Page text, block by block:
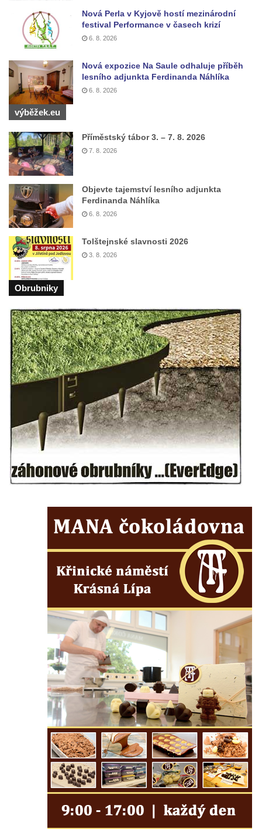
Besedických skalách
Husníkova vyhlídka (Besedické skály)
Masarykova vyhlídka (Besedické skály)
Vyhlídka Sokol (Besedické skály)
Lafitova vyhlídka pod Křížovou horou
Vyhlídka pod Křížovou horou u Pohořan
Hraběcí vyhlídka u Rabštejna nad Střelou
Bořeň
Vyhlídka na Chřibském (Kamzičím) vrchu
Kamenická vyhlídka
Vyhlídka jihovýchodně od Manušic u
cyklostezky Varhany
Vyhlídka nad jezírkem v Srbské Kamenici
Vyhlídka Jaroslava Srby
Výšina královny Vilemíny
Doerellova vyhlídka u Dubice
Vyhlídka u kostela svaté Barbory v Dubici
Vyhlídka Václava Krčila
Vyhlídka Mlynářův kámen
Vyhlídky na Řípu (Mělnická, Roudnická,
Skalní brána Lesní kaple
Císařský výhled (Kvádrberk, Stoličná hora)
Vyhlídka Labská stráž
Růžová vyhlídka nad kaňonem Labe
Humboldtova vyhlídka u Větruše v Ústí nad
Zákup
Janovické poustevny
Vyhlídky na Malé Bukové
Vyhlídka pod Velkou Bukovou
Vyhlídka na SWAMP u Máchova jezera
Vyhlídka na Křížovém vrchu u Rynartic
Vyhlídka v lukách pod Hrazeným
Vyhlídka Kaple u Brniště
Vyhlídka Borský vrch
Vyhlídka Borný
Malé varhany ve Šluknově
Vyhlídka Židovský vrch (Šluknov)
Vyhlídky na Hradci u Liběšic
Vyhlídka Havran (Rynoltice – Polesí)
Nová Perla v Kyjově hostí mezinárodní
festival Performance v časech krizí
6. 8. 2026
Nová expozice Na Saule odhaluje příběh
lesního adjunkta Ferdinanda Náhlíka
6. 8. 2026
výběžek.eu
Příměstský tábor 3. – 7. 8. 2026
7. 8. 2026
Objevte tajemství lesního adjunkta
Ferdinanda Náhlíka
6. 8. 2026
Tolštejnské slavnosti 2026
3. 8. 2026
Obrubniky